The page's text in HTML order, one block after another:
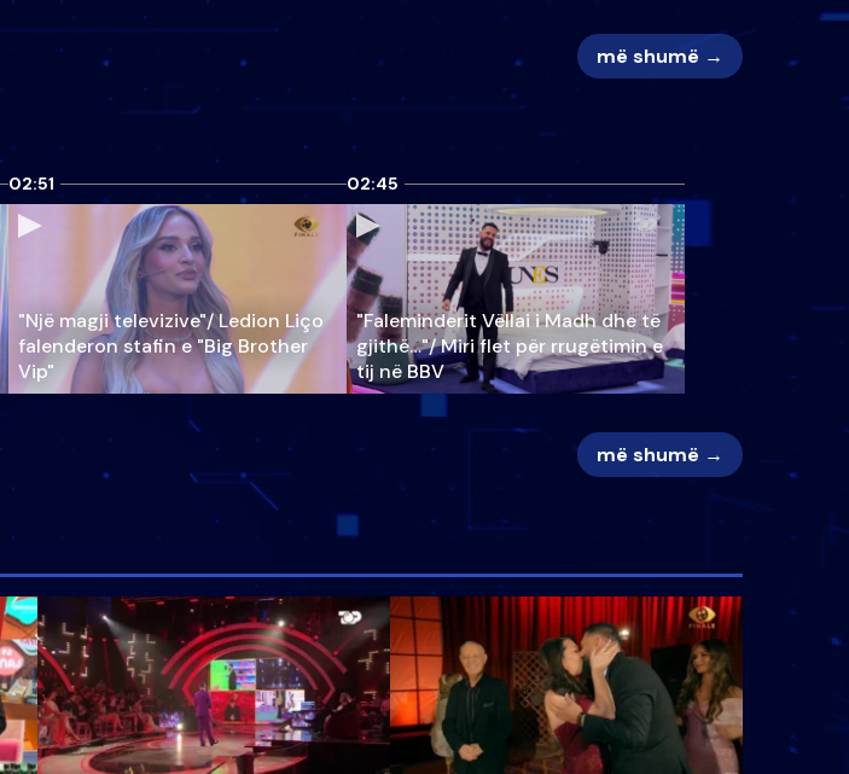
më shumë →
02:51
"Një magji televizive"/ Ledion Liço
falenderon stafin e "Big Brother
Vip"
02:45
"Faleminderit Vëllai i Madh dhe të
gjithë…"/ Miri flet për rrugëtimin e
tij në BBV
më shumë →